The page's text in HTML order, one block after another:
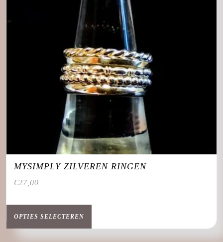
MYSIMPLY ZILVEREN RINGEN
€27,00
OPTIES SELECTEREN
Dit